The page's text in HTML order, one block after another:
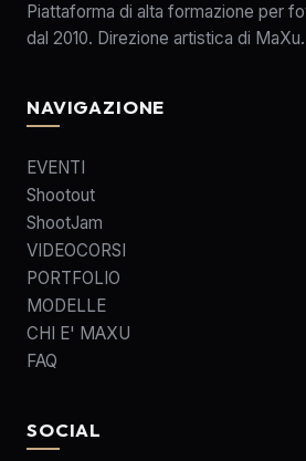
Piattaforma di alta formazione per
dal 2010. Direzione artistica di MaXu.
NAVIGAZIONE
EVENTI
Shootout
ShootJam
VIDEOCORSI
PORTFOLIO
MODELLE
CHI E' MAXU
FAQ
SOCIAL